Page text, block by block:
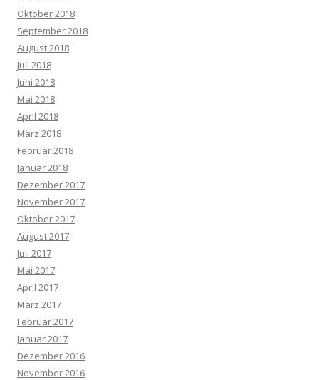
Oktober 2018
September 2018
August 2018
Juli 2018
Juni 2018
Mai 2018
April 2018
März 2018
Februar 2018
Januar 2018
Dezember 2017
November 2017
Oktober 2017
August 2017
Juli 2017
Mai 2017
April 2017
März 2017
Februar 2017
Januar 2017
Dezember 2016
November 2016